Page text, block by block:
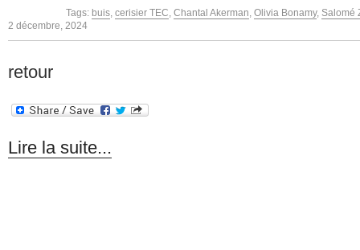
Tags: buis cerisier TEC Chantal Akerman Olivia Bonamy, Salomé
2 décembre, 2024
retour
Lire la suite...